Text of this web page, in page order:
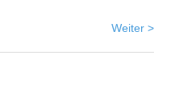
Weiter >